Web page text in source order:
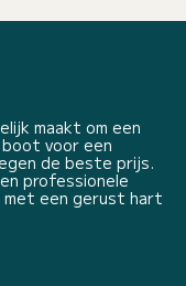
maakt om een
voor een
de beste prijs.
professionele
een gerust hart